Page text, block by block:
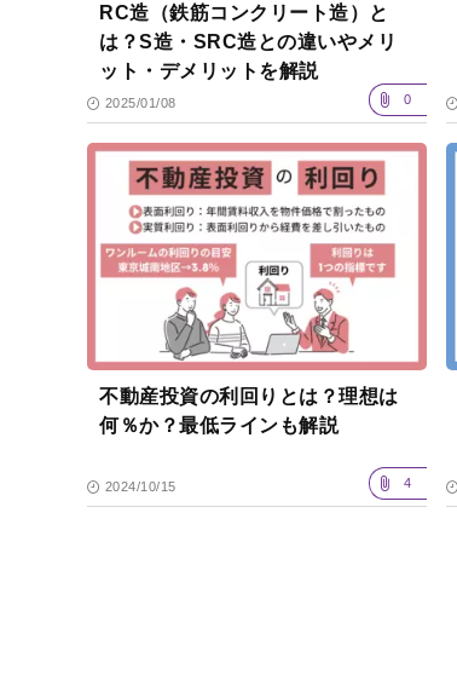
RC造（鉄筋コンクリート造）と
は？S造・SRC造との違いやメリ
ット・デメリットを解説
2025/01/08 0
不動産投資の利回りとは？理想は
何％か？最低ラインも解説
2024/10/15 4